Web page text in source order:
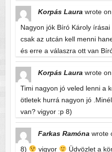
Korpás Laura wrote on
Nagyon jók Bíró Károly
csak az utcán kell menni
és erre a válaszra ott van
Korpás Laura wrote on
Timi nagyon jó veled lenni a
ötletek hurrá nagyon jó
van? vigyor :p 8)
Farkas Ramóna wrote
8)
vigyor Üdvözlet a